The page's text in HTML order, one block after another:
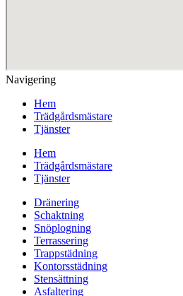
Navigering
Hem
Trädgårdsmästare
Tjänster
Hem
Trädgårdsmästare
Tjänster
Dränering
Schaktning
Snöplogning
Terrassering
Trappstädning
Kontorsstädning
Stensättning
Asfaltering